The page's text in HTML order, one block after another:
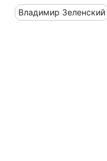
Владимир Зеленский